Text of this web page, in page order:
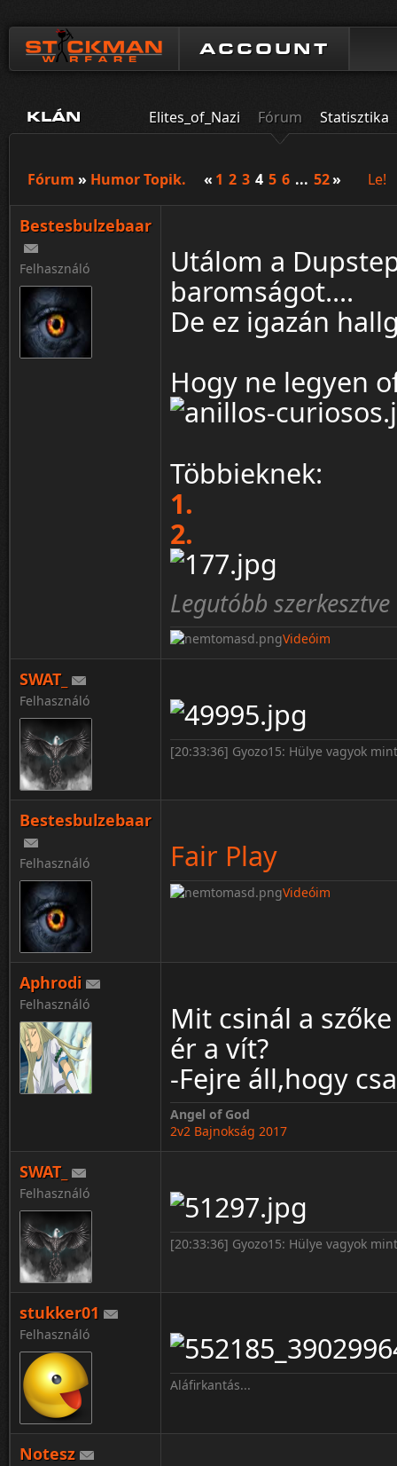
ACCOUNT
KLÁN Elites_of_Nazi Fórum Statisztika
Fórum » Humor Topik. « 1 2 3 4 5 6 ... 52» Le!
Bestesbulzebaar
Felhasználó
Utálom a
baromságot....
De ez igazán
Hogy ne legyen
Többieknek:
1.
2.
Legutóbb
Videóim
SWAT_
Felhasználó
[20:33:36] Gyozo15: Hülye vagyok
Bestesbulzebaar
Felhasználó Fair Play
Videóim
Aphrodi
Felhasználó
Mit csinál a
ér a vít?
-Fejre áll,hogy
Angel of God
2v2 Bajnokság 2017
SWAT_
Felhasználó
[20:33:36] Gyozo15: Hülye vagyok
stukker01
Felhasználó
Aláfirkantás...
Notesz